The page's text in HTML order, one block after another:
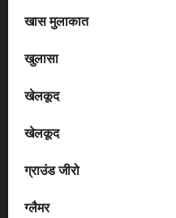
खास मुलाकात
खुलासा
खेलकूद
खेलकूद
ग्राउंड जीरो
ग्लैमर